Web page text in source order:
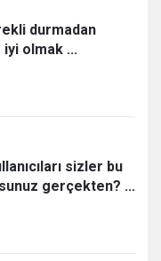
durmadan
iyi olmak ...
sizler bu
gerçekten? ...